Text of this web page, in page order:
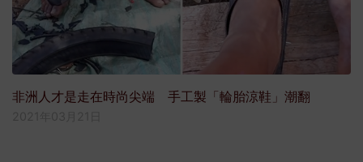
非洲人才是走在時尚尖端 手工製「輪胎涼鞋」潮翻